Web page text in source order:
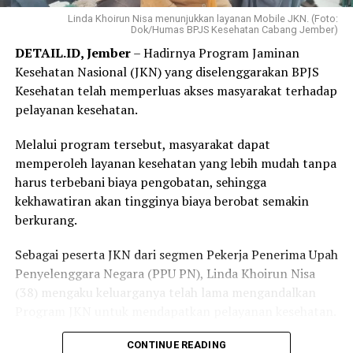
mengharuskannya datang ke kantor BPJS Kesehatan
membuat layanan tersebut lebih praktis dan mudah
diakses.
“Saya langsung mendaftar Program REHAB 3.0 melalui
Aplikasi Mobile JKN dan prosesnya sangat mudah. Saya
skema cicilan yang fleksibel benar-benar menjadi solusi
karena saya bisa mencicil tunggakan sesuai kemampuan.
Saya juga bersyukur pemerintah tetap hadir
memberikan perlindungan kesehatan bagi masyarakat
yang membutuhkan,” katanya.
Elok mengaku sangat terbantu dengan kehadiran BPJS
Keliling di desanya.
sekaligus berkonsultasi mengenai mekanisme
pembayaran iuran dan pendaftaran Program REHAB.
Linda Khoirun Nisa menunjukkan layanan Mobile JKN. (Foto:
Dok/Humas BPJS Kesehatan Cabang Jember)
DETAIL.ID, Jember– Hadirnya Program Jaminan
Kesehatan Nasional (JKN) yang diselenggarakan BPJS
Kesehatan telah memperluas akses masyarakat terhadap
pelayanan kesehatan.
Melalui program tersebut, masyarakat dapat
memperoleh layanan kesehatan yang lebih mudah tanpa
harus terbebani biaya pengobatan, sehingga
kekhawatiran akan tingginya biaya berobat semakin
berkurang.
Sebagai peserta JKN dari segmen Pekerja Penerima Upah
Penyelenggara Negara (PPU PN), Linda Khoirun Nisa
(38) mengaku keluarganya telah lama mengandalkan
Bersama suami dan kedua anaknya, ia merasakan
CONTINUE READING